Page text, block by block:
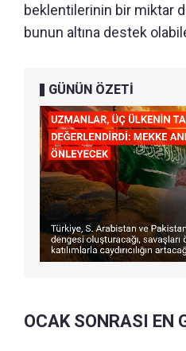
beklentilerinin bir miktar
bunun altına destek
GÜNÜN ÖZETİ
OCAK SONRASI EN